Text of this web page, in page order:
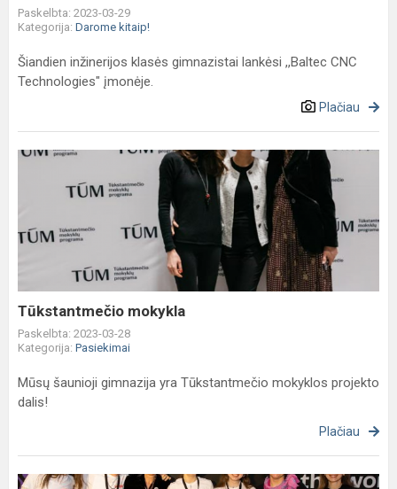
Paskelbta: 2023-03-29
Kategorija: Darome kitaip!
Šiandien inžinerijos klasės gimnazistai lankėsi ,,Baltec CNC
Technologies" įmonėje.
Plačiau
Tūkstantmečio
Tūkstantmečio mokykla
Paskelbta: 2023-03-28
Kategorija: Pasiekimai
Mūsų šaunioji gimnazija yra Tūkstantmečio mokyklos projekto
dalis!
Plačiau
Tarptautinė